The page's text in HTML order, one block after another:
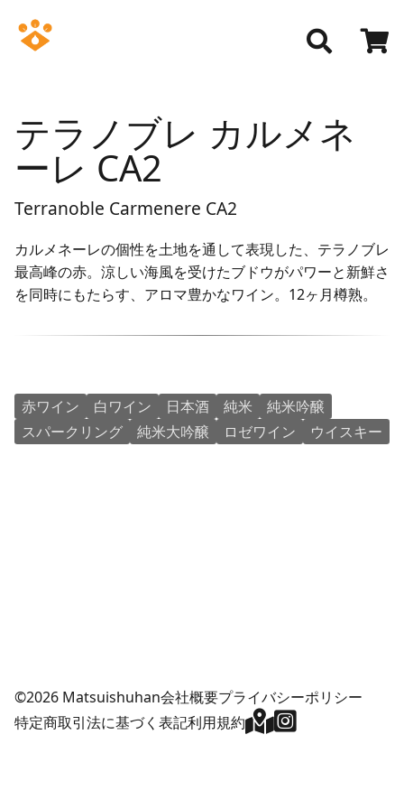
テラノブレ カルメネ
ーレ CA2
Terranoble Carmenere CA2
カルメネーレの個性を土地を通して表現した、テラノブレ
最高峰の赤。涼しい海風を受けたブドウがパワーと新鮮さ
を同時にもたらす、アロマ豊かなワイン。12ヶ月樽熟。
赤ワイン 白ワイン 日本酒 純米
純米吟醸
スパークリング
純米大吟醸 ロゼワイン ウイスキー
©2026 Matsuishuhan会社概要プライバシーポリシー
特定商取引法に基づく表記利用規約